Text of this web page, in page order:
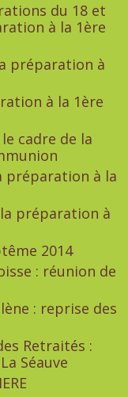
du 18 et
à la 1ère
préparation à
à la 1ère
cadre de la
préparation à la
préparation à
2014
: réunion de
: reprise des
Retraités :
Séauve